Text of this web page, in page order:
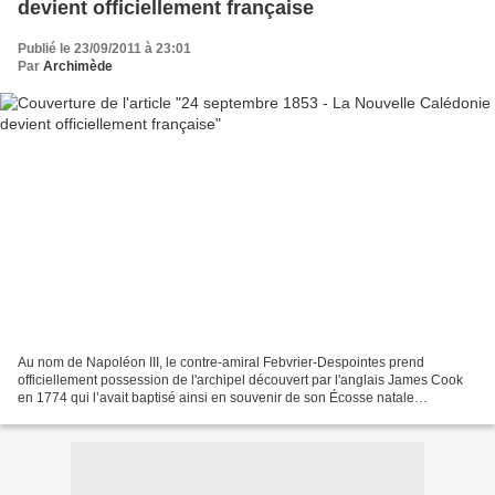
devient officiellement française
Publié le 23/09/2011 à 23:01
Par Archimède
Au nom de Napoléon III, le contre-amiral Febvrier-Despointes prend
officiellement possession de l'archipel découvert par l'anglais James Cook
en 1774 qui l’avait baptisé ainsi en souvenir de son Écosse natale